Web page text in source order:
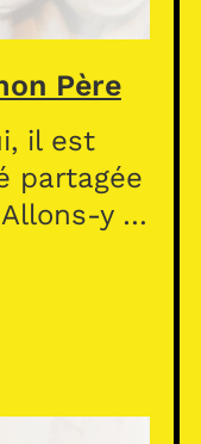
Père
il est
partagée
y …